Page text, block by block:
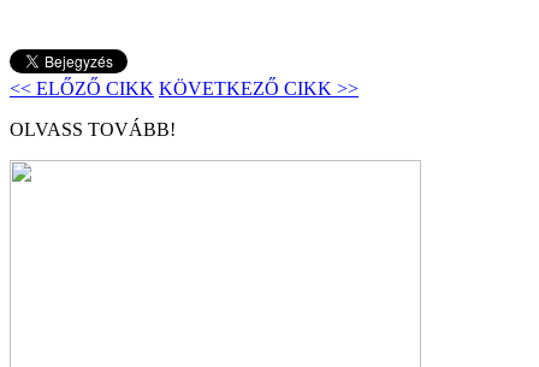
<< ELŐZŐ CIKK KÖVETKEZŐ CIKK >>
OLVASS TOVÁBB!